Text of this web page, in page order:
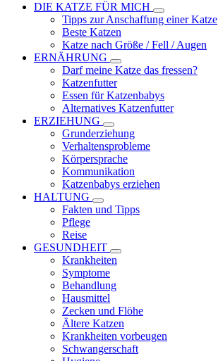
DIE KATZE FÜR MICH
Tipps zur Anschaffung einer Katze
Beste Katzen
Katze nach Größe / Fell / Augen
ERNÄHRUNG
Darf meine Katze das fressen?
Katzenfutter
Essen für Katzenbabys
Alternatives Katzenfutter
ERZIEHUNG
Grunderziehung
Verhaltensprobleme
Körpersprache
Kommunikation
Katzenbabys erziehen
HALTUNG
Fakten und Tipps
Pflege
Reise
GESUNDHEIT
Krankheiten
Symptome
Behandlung
Hausmittel
Zecken und Flöhe
Ältere Katzen
Krankheiten vorbeugen
Schwangerschaft